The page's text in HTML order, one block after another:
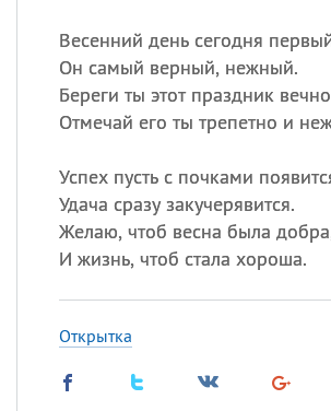
Весенний день сегодня
Он самый верный, нежный.
Береги ты этот праздник
Отмечай его ты трепетно и
Успех пусть с почками
Удача сразу закучерявится.
Желаю, чтоб весна была
И жизнь, чтоб стала хороша.
Открытка